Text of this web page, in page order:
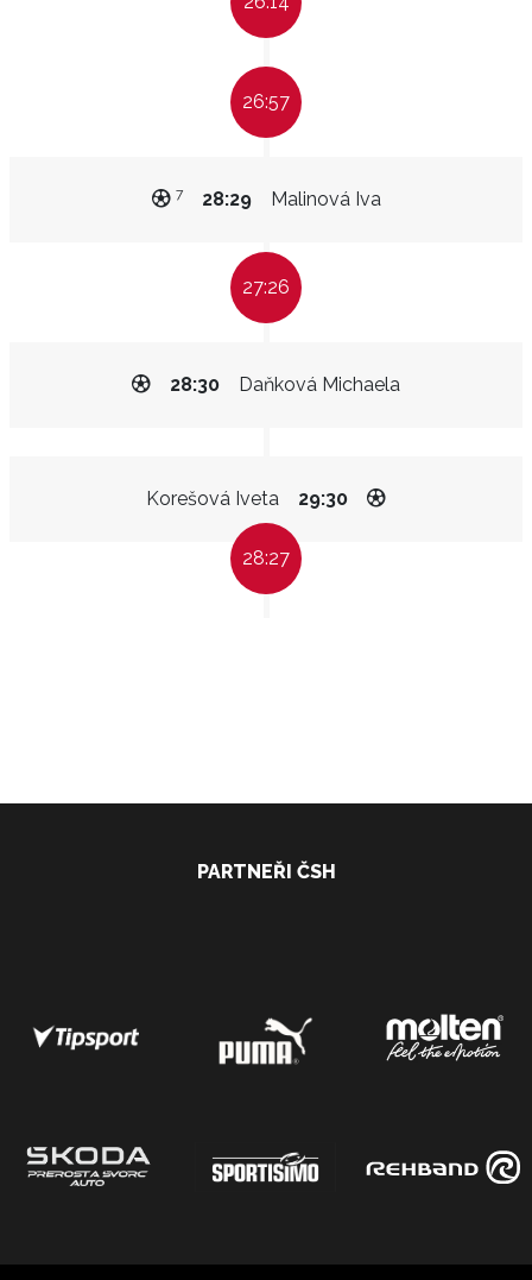
26:57
Malinová Iva
28:29
7
27:26
Daňková Michaela
28:30
Korešová Iveta 29:30
28:27
PARTNEŘI ČSH